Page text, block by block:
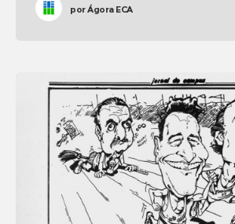
porÁgora ECA